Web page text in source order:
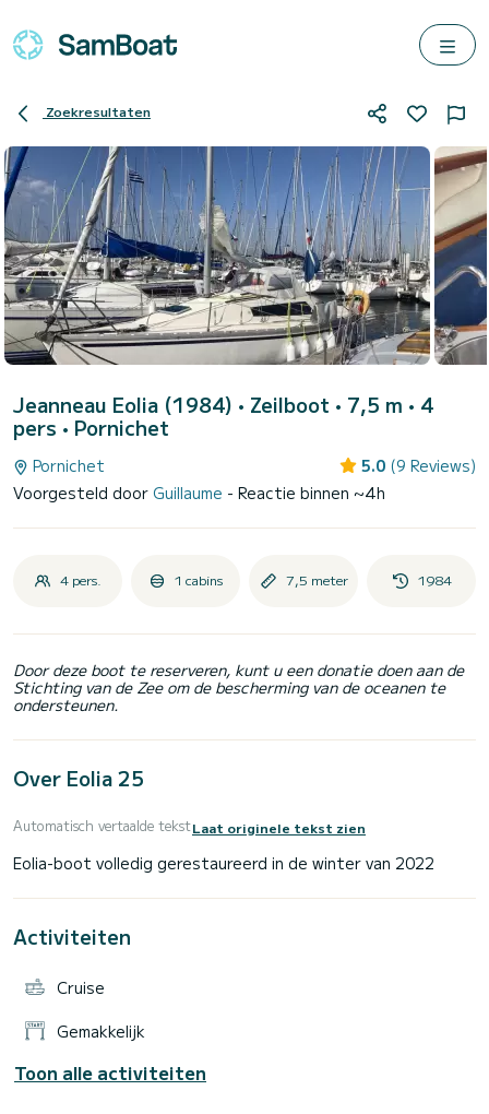
Zoekresultaten
Jeanneau Eolia (1984) • Zeilboot • 7,5 m • 4
pers • Pornichet
Pornichet 5.0 (9 Reviews)
Voorgesteld door Guillaume - Reactie binnen ~4h
4 pers. 1 cabins 7,5 meter 1984
Door deze boot te reserveren, kunt u een donatie doen aan de
Stichting van de Zee om de bescherming van de oceanen te
ondersteunen.
Over Eolia 25
Automatisch vertaalde tekstLaat originele tekst zien
Activiteiten
Cruise
Gemakkelijk
Toon alle activiteiten